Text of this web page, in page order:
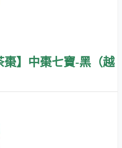
因此非常推薦！
棗】中棗七寶-黑（越